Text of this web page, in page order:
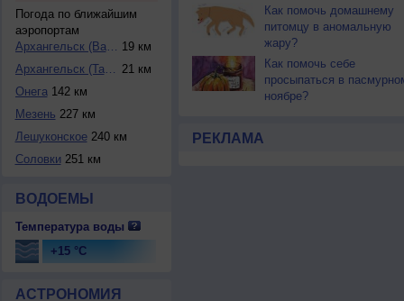
Погода по ближайшим
аэропортам
Архангельск (Вась... 19 км
Архангельск (Тала... 21 км
Онега142 км
Мезень 227 км
Лешуконское240 км
Соловки 251 км
ВОДОЕМЫ
Температура воды
+15 °C
АСТРОНОМИЯ
Как помочь домашнему
питомцу в аномальную
жару?
Как помочь себе
просыпаться в
ноябре?
РЕКЛАМА